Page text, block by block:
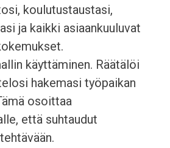
koulutustaustasi,
ja kaikki asiaankuuluvat
käyttäminen. Räätälöi
hakemasi työpaikan
osoittaa
että suhtaudut